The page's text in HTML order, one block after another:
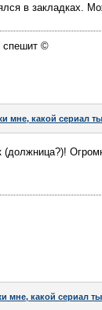
в закладках.
спешит ©
мне, какой сериал
мне, какой сериал